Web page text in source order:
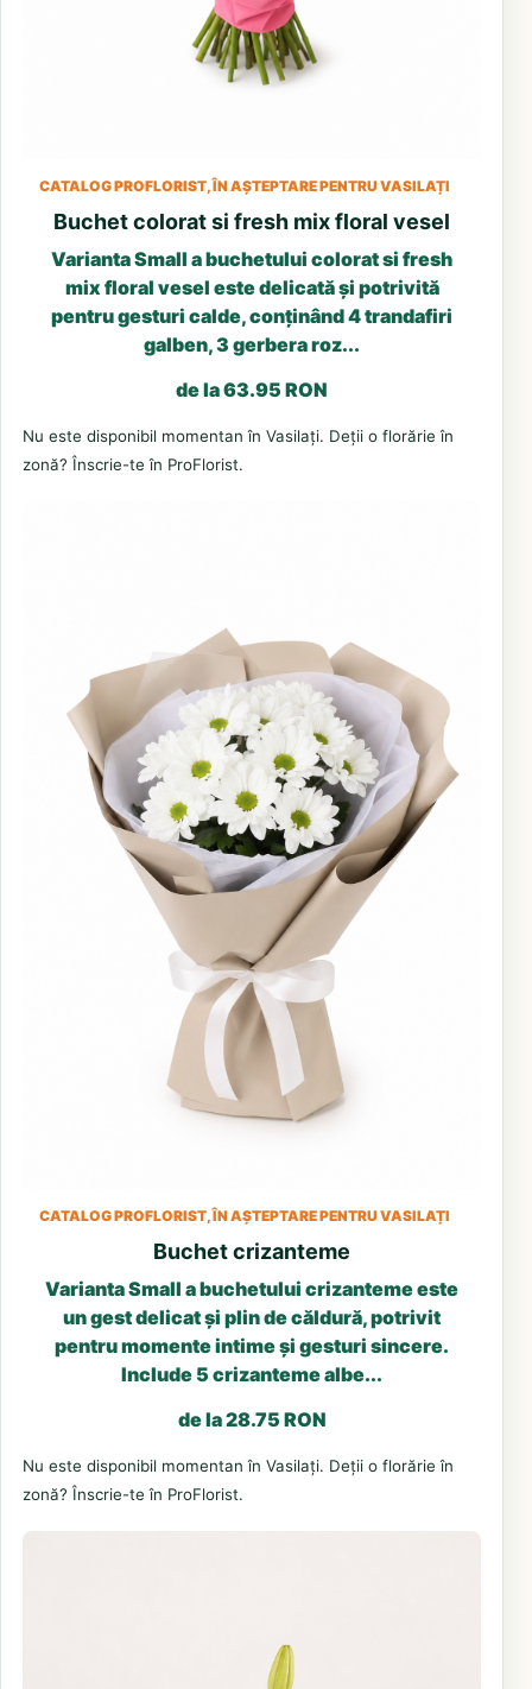
CATALOG PROFLORIST, ÎN AȘTEPTARE PENTRU VASILAȚI
Buchet colorat si fresh mix floral vesel
Varianta Small a buchetului colorat si fresh
mix floral vesel este delicată și potrivită
pentru gesturi calde, conținând 4 trandafiri
galben, 3 gerbera roz...
de la 63.95 RON
Nu este disponibil momentan în Vasilați. Deții o florărie în
zonă? Înscrie-te în ProFlorist.
CATALOG PROFLORIST, ÎN AȘTEPTARE PENTRU VASILAȚI
Buchet crizanteme
Varianta Small a buchetului crizanteme este
un gest delicat și plin de căldură, potrivit
pentru momente intime și gesturi sincere.
Include 5 crizanteme albe...
de la 28.75 RON
Nu este disponibil momentan în Vasilați. Deții o florărie în
zonă? Înscrie-te în ProFlorist.